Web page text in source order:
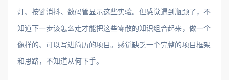
灯、按键消抖、数码管显示这些实验。但感觉遇到瓶颈了，不
知道下一步该怎么走才能把这些零散的知识组合起来，做一个
像样的、可以写进简历的项目。感觉缺乏一个完整的项目框架
和思路，不知道从何下手。